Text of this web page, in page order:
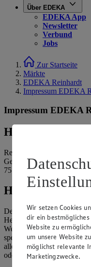
Über EDEKA
EDEKA App
Newsletter
Verbund
Jobs
Zur Startseite
Märkte
EDEKA Reinhardt
Impressum EDEKA
Impressum EDEKA
Herausgeber
Reinhardt Markus
Gerstenweg 1
75163 Affalterbach
Hinweise
Der Inhalt dieser Website ist
Herausgeber gewährt Ihnen
Website bereitgestellten
speichern und zu
allerdings die Speicherung
oder Grafiken aus dieser
Wir setzen Cookies
dir ein
Website zu
um unsere Website
möglichst relevante
Marketingzwecke.